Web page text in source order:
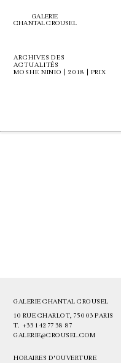
GALERIE
CHANTAL CROUSEL
ARCHIVES DES
ACTUALITÉS
MOSHE NINIO | 2018 | PRIX
GALERIE CHANTAL CROUSEL
10 RUE CHARLOT, 75003 PARIS
T. +33 1 42 77 38 87
GALERIE@CROUSEL.COM
HORAIRES D'OUVERTURE